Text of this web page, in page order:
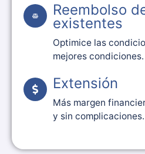
Reembolso
existentes
Optimice las
mejores condiciones.
Extensión
Más margen
y sin complicaciones.